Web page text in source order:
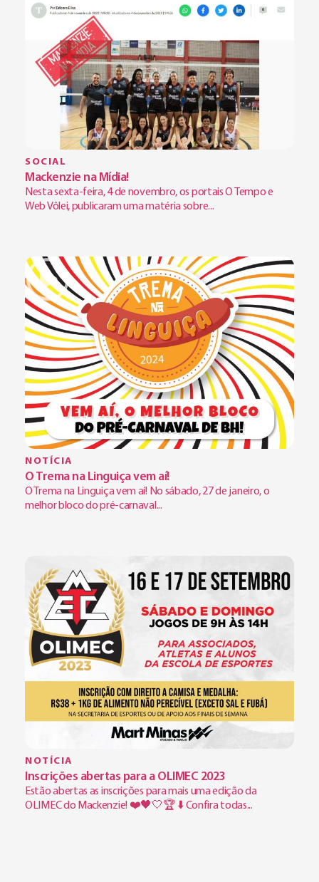
SOCIAL
Mackenzie na Mídia!
Nesta sexta-feira, 4 de novembro, os portais O Tempo e
Web Vôlei, publicaram uma matéria sobre...
NOTÍCIA
O Trema na Linguiça vem aí!
O Trema na Linguiça vem aí! No sábado, 27 de janeiro, o
melhor bloco do pré-carnaval...
NOTÍCIA
Inscrições abertas para a OLIMEC 2023
Estão abertas as inscrições para mais uma edição da
OLIMEC do Mackenzie! ❤️🖤🤍🏆 ⬇️ Confira todas...